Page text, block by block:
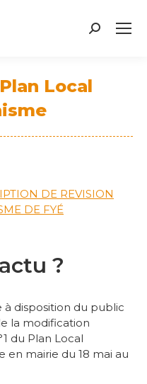
Search:
Local
DE REVISION
DE FYÉ
?
à disposition du public
la modification
du Plan Local
en mairie du 18 mai au